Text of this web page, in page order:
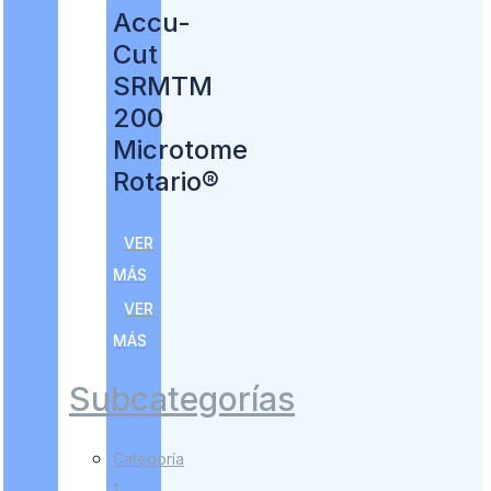
Accu-
Cut
SRMTM
200
Microtome
Rotario®
VER
MÁS
VER
MÁS
Subcategorías
Categoría